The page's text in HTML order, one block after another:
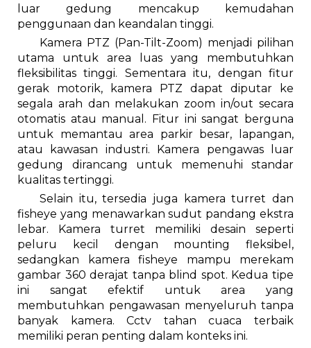
luar gedung mencakup kemudahan
penggunaan dan keandalan tinggi.
Kamera PTZ (Pan-Tilt-Zoom) menjadi pilihan
utama untuk area luas yang membutuhkan
fleksibilitas tinggi. Sementara itu, dengan fitur
gerak motorik, kamera PTZ dapat diputar ke
segala arah dan melakukan zoom in/out secara
otomatis atau manual. Fitur ini sangat berguna
untuk memantau area parkir besar, lapangan,
atau kawasan industri. Kamera pengawas luar
gedung dirancang untuk memenuhi standar
kualitas tertinggi.
Selain itu, tersedia juga kamera turret dan
fisheye yang menawarkan sudut pandang ekstra
lebar. Kamera turret memiliki desain seperti
peluru kecil dengan mounting fleksibel,
sedangkan kamera fisheye mampu merekam
gambar 360 derajat tanpa blind spot. Kedua tipe
ini sangat efektif untuk area yang
membutuhkan pengawasan menyeluruh tanpa
banyak kamera. Cctv tahan cuaca terbaik
memiliki peran penting dalam konteks ini.